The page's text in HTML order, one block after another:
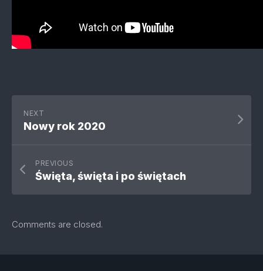
NEXT
Nowy rok 2020
PREVIOUS
Święta, święta i po świętach
Comments are closed.